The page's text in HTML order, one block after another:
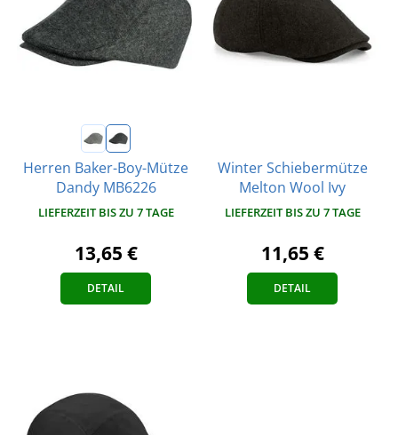
Herren Baker-Boy-Mütze
Dandy MB6226
LIEFERZEIT BIS ZU 7 TAGE
13,65 €
DETAIL
Winter Schiebermütze
Melton Wool Ivy
LIEFERZEIT BIS ZU 7 TAGE
11,65 €
DETAIL